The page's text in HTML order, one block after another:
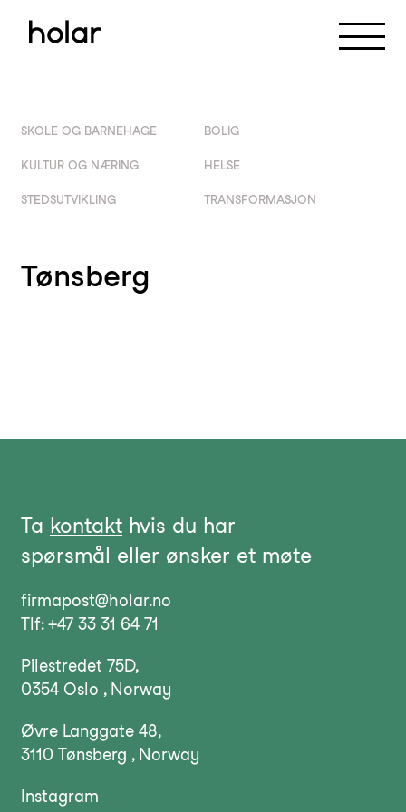
Meny
SKOLE OG BARNEHAGE BOLIG
KULTUR OG NÆRING HELSE
STEDSUTVIKLING TRANSFORMASJON
Tønsberg
Ta kontakt hvis du har
spørsmål eller ønsker et møte
firmapost@holar.no
Tlf: +47 33 31 64 71
Pilestredet 75D,
0354 Oslo , Norway
Øvre Langgate 48,
3110 Tønsberg , Norway
Instagram